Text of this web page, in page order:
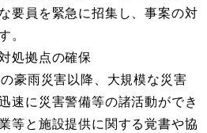
要員を緊急に招集し、事案の対
。
処拠点の確保
豪雨災害以降、大規模な災害
速に災害警備等の諸活動ができ
等と施設提供に関する覚書や協